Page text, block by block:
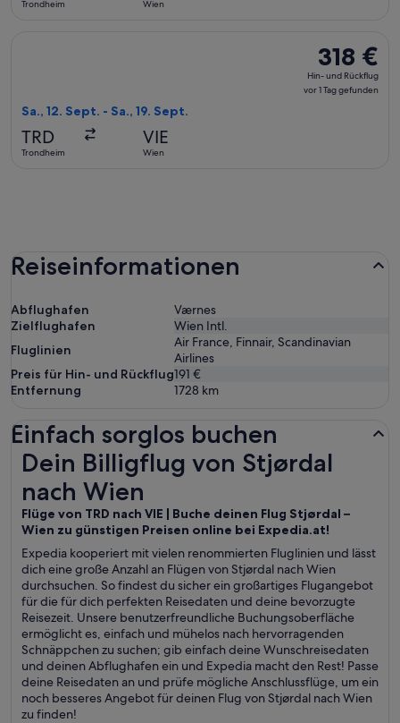
Trondheim Wien
318 €
Hin-
und
318 €
Hin- und Rückflug
vor 1 Tag gefunden
Sa., 12. Sept. - Sa., 19. Sept.
TRD
Trondheim
VIE
Wien
Reiseinformationen
Abflughafen
Værnes
Zielflughafen
Wien Intl.
Fluglinien
Air France, Finnair, Scandinavian
Airlines
Preis für Hin- und Rückflug191 €
Entfernung
1728 km
Einfach sorglos buchen
Dein Billigflug von Stjørdal
nach Wien
Flüge von TRD nach VIE | Buche deinen Flug Stjørdal –
Wien zu günstigen Preisen online bei Expedia.at!
Expedia kooperiert mit vielen renommierten Fluglinien und lässt
dich eine große Anzahl an Flügen von Stjørdal nach Wien
durchsuchen. So findest du sicher ein großartiges Flugangebot
für die für dich perfekten Reisedaten und deine bevorzugte
Reisezeit. Unsere benutzerfreundliche Buchungsoberfläche
ermöglicht es, einfach und mühelos nach hervorragenden
Schnäppchen zu suchen; gib einfach deine Wunschreisedaten
und deinen Abflughafen ein und Expedia macht den Rest! Passe
deine Reisedaten an und prüfe mögliche Anschlussflüge, um ein
noch besseres Angebot für deinen Flug von Stjørdal nach Wien
zu finden!
Dein Billigflug von Stjørdal nach Wien